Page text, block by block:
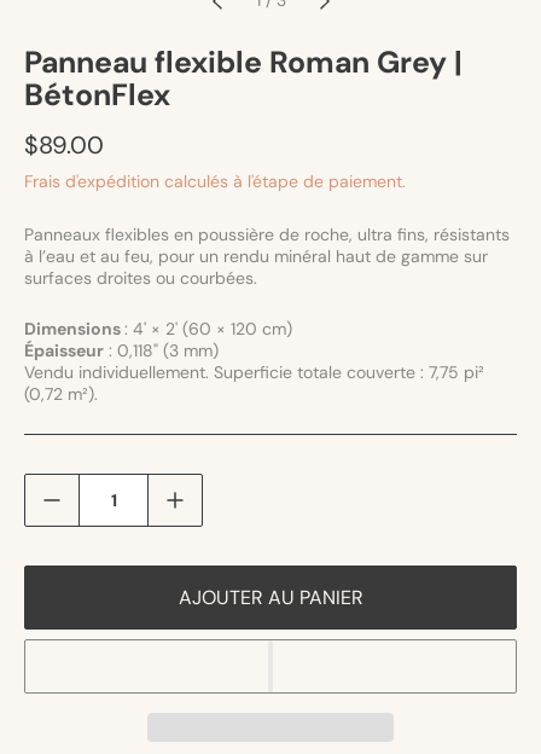
Panneau flexible Roman Grey |
BétonFlex
Prix
habituel
$89.00
Frais d'expédition calculés à l'étape de paiement.
Panneaux flexibles en poussière de roche, ultra fins, résistants
à l’eau et au feu, pour un rendu minéral haut de gamme sur
surfaces droites ou courbées.
Dimensions: 4' × 2' (60 × 120 cm)
Épaisseur : 0,118" (3 mm)
Vendu individuellement. Superficie totale couverte : 7,75 pi²
(0,72 m²).
AJOUTER AU PANIER